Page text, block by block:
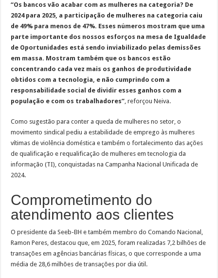
“Os bancos vão acabar com as mulheres na categoria? De
2024 para 2025, a participação de mulheres na categoria caiu
de 49% para menos de 47%. Esses números mostram que uma
parte importante dos nossos esforços na mesa de Igualdade
de Oportunidades está sendo inviabilizado pelas demissões
em massa. Mostram também que os bancos estão
concentrando cada vez mais os ganhos de produtividade
obtidos com a tecnologia, e não cumprindo com a
responsabilidade social de dividir esses ganhos com a
população e com os trabalhadores”, reforçou Neiva.
Como sugestão para conter a queda de mulheres no setor, o
movimento sindical pediu a estabilidade de emprego às mulheres
vítimas de violência doméstica e também o fortalecimento das ações
de qualificação e requalificação de mulheres em tecnologia da
informação (TI), conquistadas na Campanha Nacional Unificada de
2024.
Comprometimento do
atendimento aos clientes
O presidente da Seeb-BH e também membro do Comando Nacional,
Ramon Peres, destacou que, em 2025, foram realizadas 7,2 bilhões de
transações em agências bancárias físicas, o que corresponde a uma
média de 28,6 milhões de transações por dia útil.